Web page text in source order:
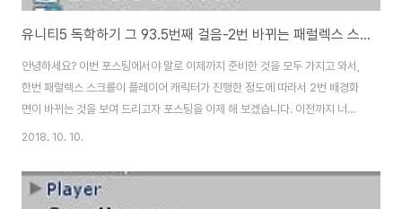
유니티5 독학하기 그 93.5번째 걸음-2번 바뀌는 패럴렉스 스크롤 배경 part3
안녕하세요? 이번 포스팅에서야 말로 이제까지 준비한 것을 모두 가지고 와서,
한번 패럴렉스 스크롤이 플레이어 캐릭터가 진행한 정도에 따라서 2번 배경화
면이 바뀌는 것을 보여 드리고자 포스팅을 이제 해 보겠습니다. 이전까지 너무
분량이 많아서 한번의 포스팅에 다 담을 수 없어서 몇 개로 나누어야 했습니다.
필요하기 때문에, 위 스크린샷처럼 GameManager.cs를 찾아가 보도록 합
니다. 그래서 우선 위 스크린샷처럼 GameManager.cs에서 변수를 먼저 선
2018. 10. 10.